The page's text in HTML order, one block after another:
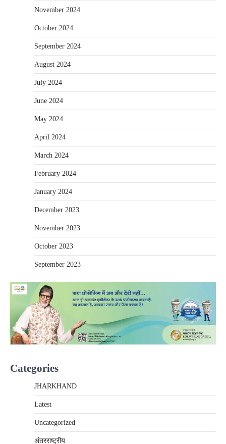
November 2024
October 2024
September 2024
August 2024
July 2024
June 2024
May 2024
April 2024
March 2024
February 2024
January 2024
December 2023
November 2023
October 2023
September 2023
Categories
JHARKHAND
Latest
Uncategorized
अंतरराष्‍ट्रीय